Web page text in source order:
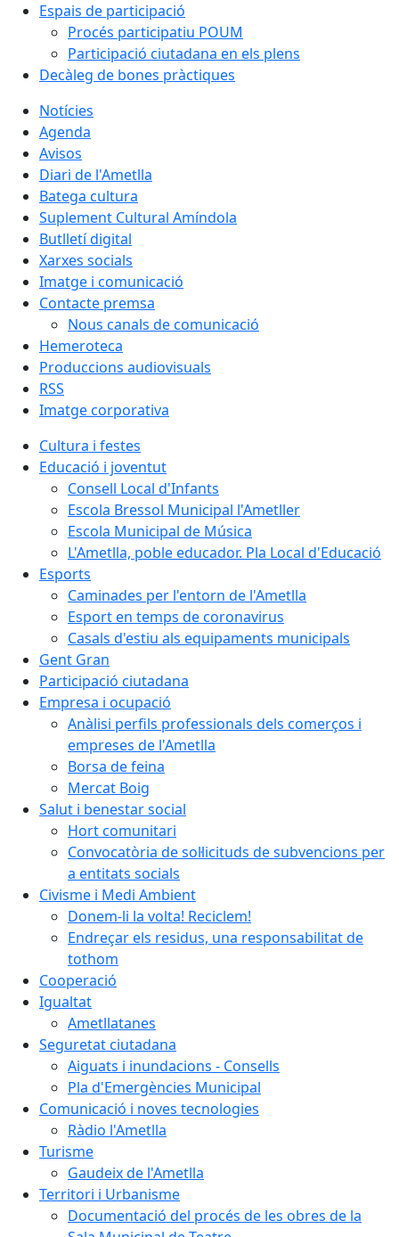
Espais de participació
Procés participatiu POUM
Participació ciutadana en els plens
Decàleg de bones pràctiques
Notícies
Agenda
Avisos
Diari de l'Ametlla
Batega cultura
Suplement Cultural Amíndola
Butlletí digital
Xarxes socials
Imatge i comunicació
Contacte premsa
Nous canals de comunicació
Hemeroteca
Produccions audiovisuals
RSS
Imatge corporativa
Cultura i festes
Educació i joventut
Consell Local d'Infants
Escola Bressol Municipal l'Ametller
Escola Municipal de Música
L'Ametlla, poble educador. Pla Local d'Educació
Esports
Caminades per l'entorn de l'Ametlla
Esport en temps de coronavirus
Casals d'estiu als equipaments municipals
Gent Gran
Participació ciutadana
Empresa i ocupació
Anàlisi perfils professionals dels comerços i
empreses de l'Ametlla
Borsa de feina
Mercat Boig
Salut i benestar social
Hort comunitari
Convocatòria de sol·licituds de subvencions per
a entitats socials
Civisme i Medi Ambient
Donem-li la volta! Reciclem!
Endreçar els residus, una responsabilitat de
tothom
Cooperació
Igualtat
Ametllatanes
Seguretat ciutadana
Aiguats i inundacions - Consells
Pla d'Emergències Municipal
Comunicació i noves tecnologies
Ràdio l'Ametlla
Turisme
Gaudeix de l'Ametlla
Territori i Urbanisme
Documentació del procés de les obres de la